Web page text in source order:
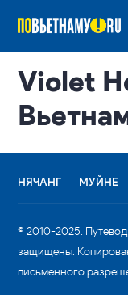
Violet
НЯЧАНГ МУЙНЕ
© 2010-2025.
защищены.
письменного